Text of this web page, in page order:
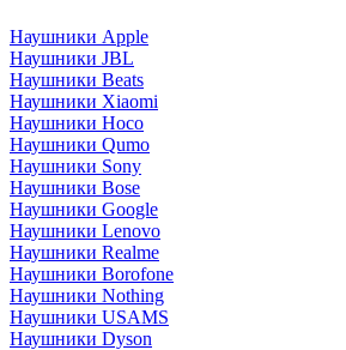
Наушники Apple
Наушники JBL
Наушники Beats
Наушники Xiaomi
Наушники Hoco
Наушники Qumo
Наушники Sony
Наушники Bose
Наушники Google
Наушники Lenovo
Наушники Realme
Наушники Borofone
Наушники Nothing
Наушники USAMS
Наушники Dyson